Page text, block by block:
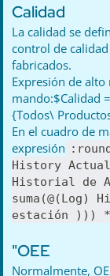
Calidad
La calidad se
control de
fabricados.
Expresión de
mando:$Calidad
{Todos\
En el cuadro de
expresión
History
Historial de
estación )))
"OEE
Normalmente,